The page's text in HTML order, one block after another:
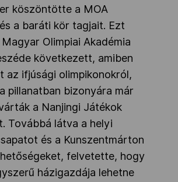
köszöntötte a MOA
a baráti kör tagjait. Ezt
Olimpiai Akadémia
következett, amiben
az ifjúsági olimpikonokról,
pillanatban bizonyára már
a Nanjingi Játékok
Továbbá látva a helyi
és a Kunszentmárton
felvetette, hogy
házigazdája lehetne